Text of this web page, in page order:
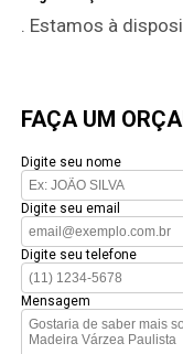
. Estamos à
FAÇA UM
Digite seu nome
Digite seu email
Digite seu telefone
Mensagem